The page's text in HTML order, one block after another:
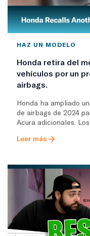
HAZ UN MODELO
Honda retira del
vehículos por un
airbags.
Honda ha ampliado
de airbags de 2024
Acura adicionales.
Leer más